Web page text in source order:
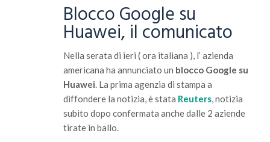
Blocco Google su
Huawei, il comunicato
Nella serata di ieri ( ora italiana ), l’ azienda
americana ha annunciato un blocco Google su
Huawei. La prima agenzia di stampa a
diffondere la notizia, è stata Reuters, notizia
subito dopo confermata anche dalle 2 aziende
tirate in ballo.